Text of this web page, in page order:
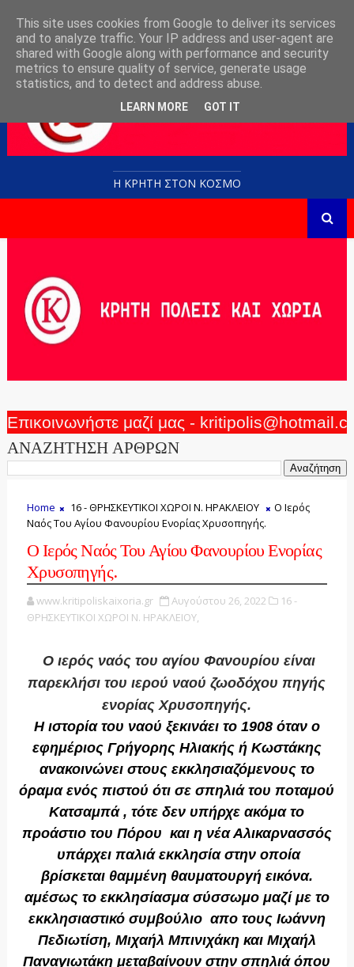
Η ΚΡΗΤΗ ΣΤΟN KOΣΜΟ
Επικοινωνήστε μαζί μας -
ΑΝΑΖΗΤΗΣΗ ΑΡΘΡΩΝ
Home 16 - ΘΡΗΣΚΕΥΤΙΚΟΙ ΧΩΡΟΙ Ν. ΗΡΑΚΛΕΙΟΥ
Ο Ιερός
Ναός Του Αγίου Φανουρίου Ενορίας Χρυσοπηγής.
Ο Ιερός Ναός Του Αγίου Φανουρίου Ενορίας
Χρυσοπηγής.
www.kritipoliskaixoria.gr Αυγούστου 26, 2022
16 -
ΘΡΗΣΚΕΥΤΙΚΟΙ ΧΩΡΟΙ Ν. ΗΡΑΚΛΕΙΟΥ,
Ο ιερός ναός του αγίου Φανουρίου είναι
παρεκλήσι του ιερού ναού ζωοδόχου πηγής
ενορίας Χρυσοπηγής.
Η ιστορία του ναού ξεκινάει το 1908 όταν ο
εφημέριος Γρήγορης Ηλιακής ή Κωστάκης
ανακοινώνει στους εκκλησιαζόμενους το
όραμα ενός πιστού ότι σε σπηλιά του ποταμού
Κατσαμπά , τότε δεν υπήρχε ακόμα το
προάστιο του Πόρου και η νέα Αλικαρνασσός
υπάρχει παλιά εκκλησία στην οποία
βρίσκεται θαμμένη θαυματουργή εικόνα.
αμέσως το εκκλησίασμα σύσσωμο μαζί με το
εκκλησιαστικό συμβούλιο απο τους Ιωάννη
Πεδιωτίση, Μιχαήλ Μπινιχάκη και Μιχαήλ
Παναγιωτάκη μεταβαίνουν στην σπηλιά όπου
This site uses cookies from Google to deliver its services
and to analyze traffic. Your IP address and user-agent are
shared with Google along with performance and security
metrics to ensure quality of service, generate usage
statistics, and to detect and address abuse.
LEARN MORE GOT IT